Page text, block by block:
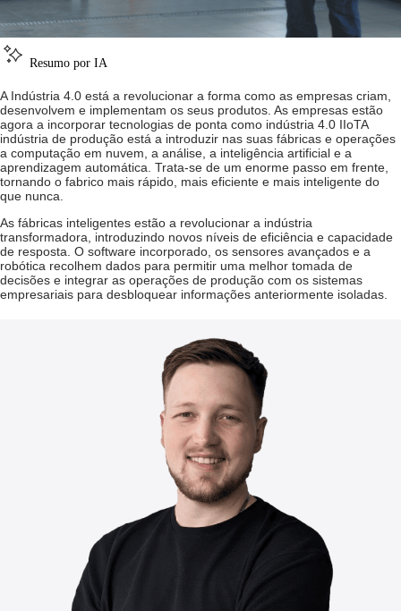
Resumo por IA
A Indústria 4.0 está a revolucionar a forma como as empresas criam,
desenvolvem e implementam os seus produtos. As empresas estão
agora a incorporar tecnologias de ponta como indústria 4.0 IIoTA
indústria de produção está a introduzir nas suas fábricas e operações
a computação em nuvem, a análise, a inteligência artificial e a
aprendizagem automática. Trata-se de um enorme passo em frente,
tornando o fabrico mais rápido, mais eficiente e mais inteligente do
que nunca.
As fábricas inteligentes estão a revolucionar a indústria
transformadora, introduzindo novos níveis de eficiência e capacidade
de resposta. O software incorporado, os sensores avançados e a
robótica recolhem dados para permitir uma melhor tomada de
decisões e integrar as operações de produção com os sistemas
empresariais para desbloquear informações anteriormente isoladas.